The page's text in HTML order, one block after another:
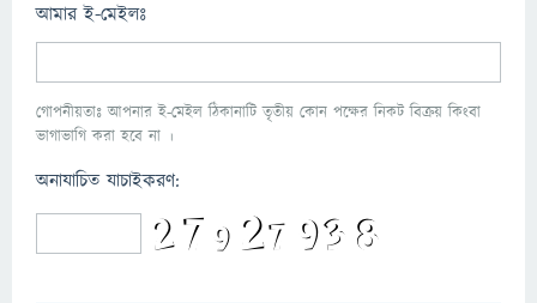
আমার ই-মেইলঃ
গোপনীয়তাঃ আপনার ই-মেইল ঠিকানাটি তৃতীয় কোন পক্ষের নিকট বিক্রয় কিংবা
ভাগাভাগি করা হবে না ।
অনাযাচিত যাচাইকরণ: